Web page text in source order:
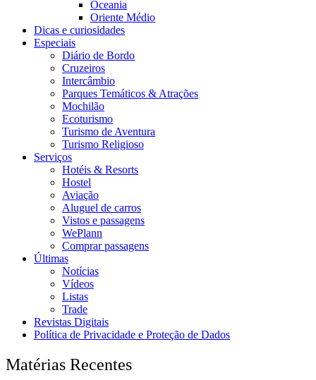
Oceania
Oriente Médio
Dicas e curiosidades
Especiais
Diário de Bordo
Cruzeiros
Intercâmbio
Parques Temáticos & Atrações
Mochilão
Ecoturismo
Turismo de Aventura
Turismo Religioso
Serviços
Hotéis & Resorts
Hostel
Aviação
Aluguel de carros
Vistos e passagens
WePlann
Comprar passagens
Últimas
Notícias
Vídeos
Listas
Trade
Revistas Digitais
Política de Privacidade e Proteção de Dados
Matérias Recentes